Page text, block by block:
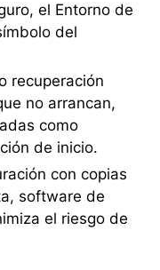
el Entorno de
del
recuperación
no arrancan,
como
de inicio.
con copias
software de
el riesgo de